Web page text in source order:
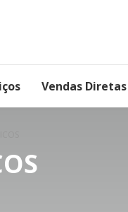
Vendas Diretas